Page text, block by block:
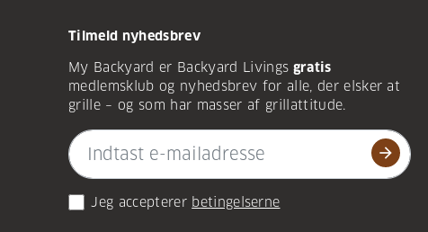
Tilmeld nyhedsbrev
My Backyard er Backyard Livings gratis
medlemsklub og nyhedsbrev for alle, der elsker at
grille – og som har masser af grillattitude.
arrow_forward
Jeg accepterer betingelserne